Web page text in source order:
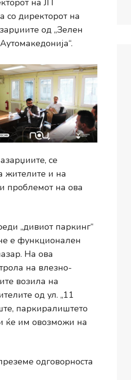
на ЈП
со директорот на
од „Зелен
се
жителите и на
проблемот на ова
„дивиот паркинг“
е функционален
На ова
на влезно-
возила на
од ул. „11
паркиралиштето
ќе им овозможи на
одговорноста